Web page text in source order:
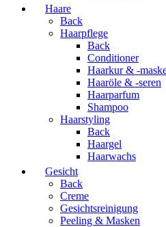
Haare
Back
Haarpflege
Back
Conditioner
Haarkur & -
Haaröle & -seren
Haarparfum
Shampoo
Haarstyling
Back
Haargel
Haarwachs
Gesicht
Back
Creme
Gesichtsreinigung
Peeling & Masken